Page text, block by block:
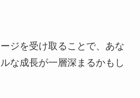
ジを受け取ることで、あな
な成長が一層深まるかもし